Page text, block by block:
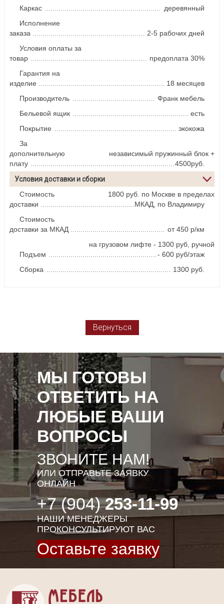
Каркас
деревянный
Исполнение
заказа
2-5 рабочих дней
Условия оплаты за
товар
предоплата 30%
Гарантия на
изделие
18 месяцев
Производитель
Франк мебель
Бельевой ящик
есть
Покрытие
экокожа
За
дополнительную
плату
независимый пружинный блок +
4500руб.
Условия доставки и сборки
Стоимость
доставки
1800 руб. по Москве в пределах
МКАД, по Владимиру
Стоимость
доставки за МКАД
от 450 р/км
Подъем
на грузовом лифте - 1300 руб, ручной
- 600 руб/этаж
Сборка
1300 руб.
Вернуться
МЫ ГОТОВЫ
ОТВЕТИТЬ НА
ЛЮБЫЕ ВАШИ
ВОПРОСЫ
ЗВОНИТЕ НАМ!
ИЛИ ОТПРАВЬТЕ ЗАЯВКУ
ОНЛАЙН
+7 (904)253-11-99
НАШИ МЕНЕДЖЕРЫ
ПРОКОНСУЛЬТИРУЮТ ВАС
Оставьте заявку